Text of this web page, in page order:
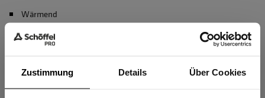
Zustimmung Details Über Cookies
Wärmend
Wasserabweisend
Kein Einsatz von PFAS